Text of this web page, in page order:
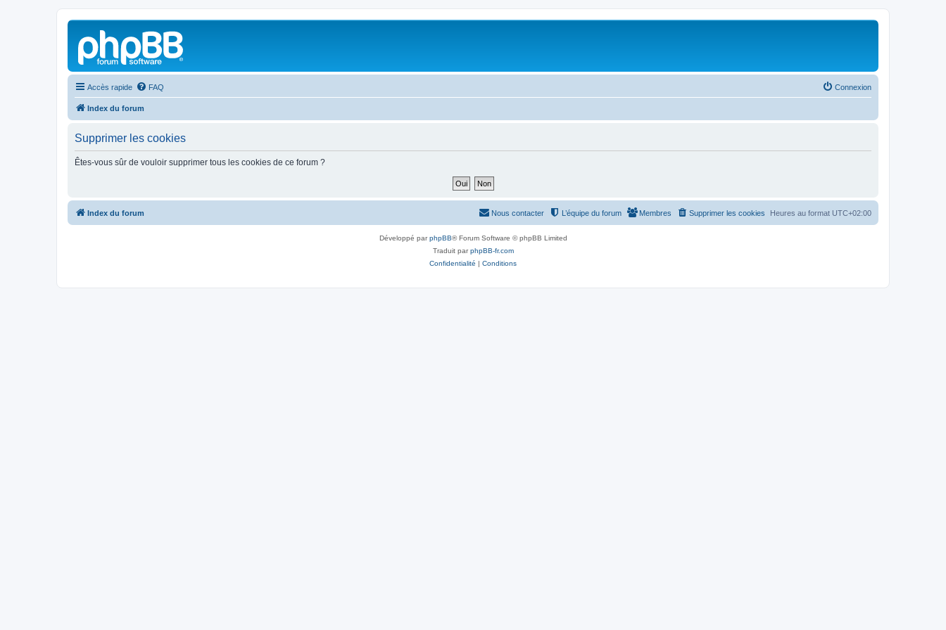
Accès rapide FAQ Connexion
Index du forum
Supprimer les cookies
Êtes-vous sûr de vouloir supprimer tous les cookies de ce forum ?
Index du forum Heures au format UTC+02:00
Supprimer les cookies
Membres
L’équipe du forum
Nous contacter
Développé parphpBB® Forum Software © phpBB Limited
Traduit parphpBB-fr.com
Confidentialité | Conditions